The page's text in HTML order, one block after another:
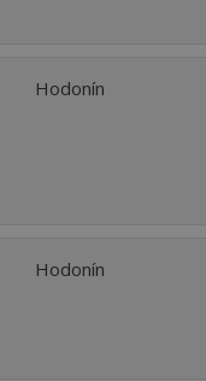
Hodonín
Hodonín